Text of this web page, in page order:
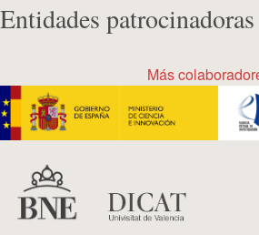
Entidades patrocinadoras
Más